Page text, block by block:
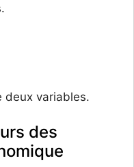
deux variables.
des